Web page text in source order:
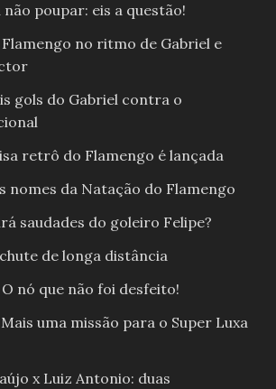
não poupar: eis a questão!
no ritmo de Gabriel e
gols do Gabriel contra o
retrô do Flamengo é lançada
nomes da Natação do Flamengo
saudades do goleiro Felipe?
de longa distância
nó que não foi desfeito!
uma missão para o Super Luxa
x Luiz Antonio: duas